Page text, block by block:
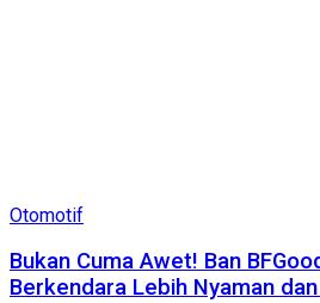
Otomotif
Bukan Cuma Awet! Ban
Berkendara Lebih Nyaman